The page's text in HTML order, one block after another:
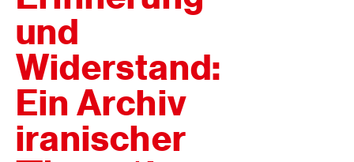
und
Widerstand:
Ein Archiv
iranischer